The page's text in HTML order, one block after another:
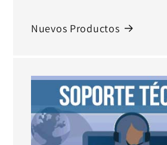
Nuevos Productos